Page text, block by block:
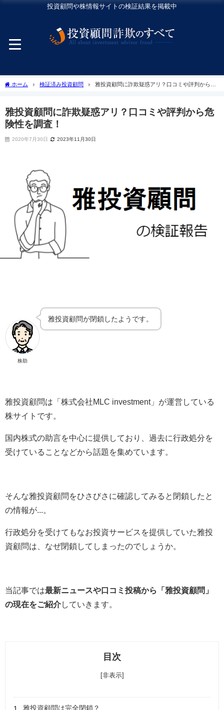
投資顧問や株情報サイトの検証結果を掲載中
ホーム 検証済み投資顧問
雅投資顧問に詐欺疑惑アリ？口コミや評判から危
雅投資顧問に詐欺疑惑アリ？口コミや評判から危
険性を調査！
2020年7月30日 2023年11月30日
株助
雅投資顧問が閉鎖したようです。
雅投資顧問は「株式会社MLC investment」が運営している
株サイトです。
国内株式の助言を中心に提供しており、過去に行政処分を
受けていることなどから話題を集めています。
そんな雅投資顧問をひさびさに確認してみると閉鎖したと
の情報が...。
行政処分を受けてもなお投資サービスを提供していた雅投
資顧問は、なぜ閉鎖してしまったのでしょうか。
当記事では最新ニュースや口コミ投稿から「雅投資顧問」
の現在をご紹介していきます。
目次
[非表示]
雅投資顧問は完全閉鎖？